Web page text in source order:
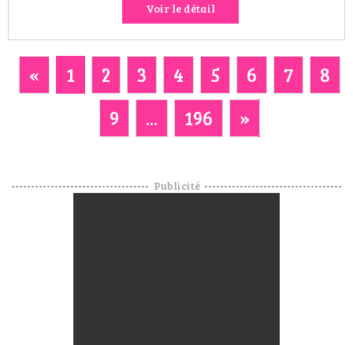
Voir le détail
« 1 2 3 4 5 6 7
8
9
... 196 »
Publicité